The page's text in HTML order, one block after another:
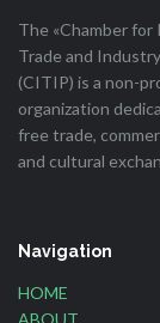
The «Chamber
Trade and
(CITIP) is a non-
organization
free trade,
and cultural
Navigation
HOME